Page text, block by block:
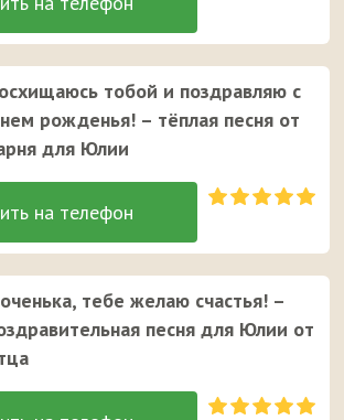
тобой и поздравляю с
рожденья! – тёплая песня от
для Юлии
тебе желаю счастья! –
песня для Юлии от